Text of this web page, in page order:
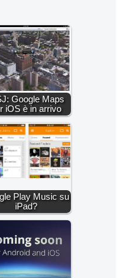
Google Maps
iOS è in arrivo
Play Music su
iPad?